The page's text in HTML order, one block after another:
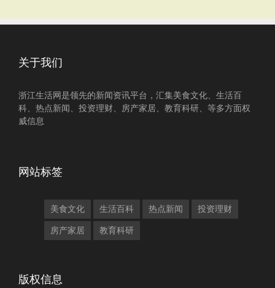
关于我们
浙江生活网是领先的新闻资讯平台，汇集美食文化、生活百
科、热点新闻、投资理财、房产家居、教育科研、等多方面权
威信息
网站标签
美食文化 生活百科 热点新闻 投资理财
房产家居 教育科研
版权信息